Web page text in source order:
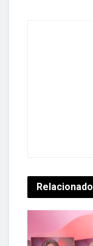
Relacionado